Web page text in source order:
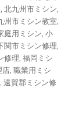
,北九州市ミシン,
州市ミシン教室,
庭用ミシン,小
関市ミシン修理,
修理,福岡ミシ
店,職業用ミシ
,遠賀郡ミシン修